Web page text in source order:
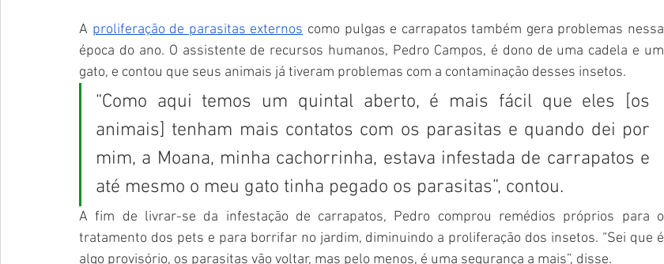
A proliferação de parasitas externos como pulgas e carrapatos também gera problemas nessa
época do ano. O assistente de recursos humanos, Pedro Campos, é dono de uma cadela e um
gato, e contou que seus animais já tiveram problemas com a contaminação desses insetos.
“Como aqui temos um quintal aberto, é mais fácil que eles [os
animais] tenham mais contatos com os parasitas e quando dei por
mim, a Moana, minha cachorrinha, estava infestada de carrapatos e
até mesmo o meu gato tinha pegado os parasitas”, contou.
A fim de livrar-se da infestação de carrapatos, Pedro comprou remédios próprios para o
tratamento dos pets e para borrifar no jardim, diminuindo a proliferação dos insetos. “Sei que é
algo provisório, os parasitas vão voltar, mas pelo menos, é uma segurança a mais”, disse.